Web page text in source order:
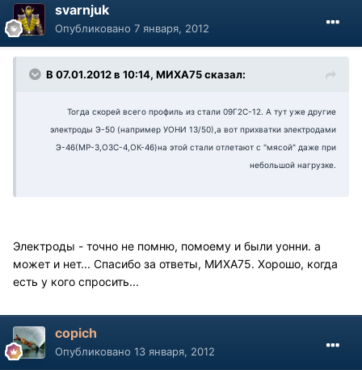
svarnjuk
Опубликовано 7 января, 2012
В 07.01.2012 в 10:14, МИХА75 сказал:
Тогда скорей всего профиль из стали 09Г2С-12. А тут уже другие
электроды Э-50 (например УОНИ 13/50),а вот прихватки электродами
Э-46(МР-3,ОЗС-4,ОК-46)на этой стали отлетают с "мясой" даже при
небольшой нагрузке.
Электроды - точно не помню, помоему и были уонни. а
может и нет... Спасибо за ответы, МИХА75. Хорошо, когда
есть у кого спросить...
copich
Опубликовано 13 января, 2012